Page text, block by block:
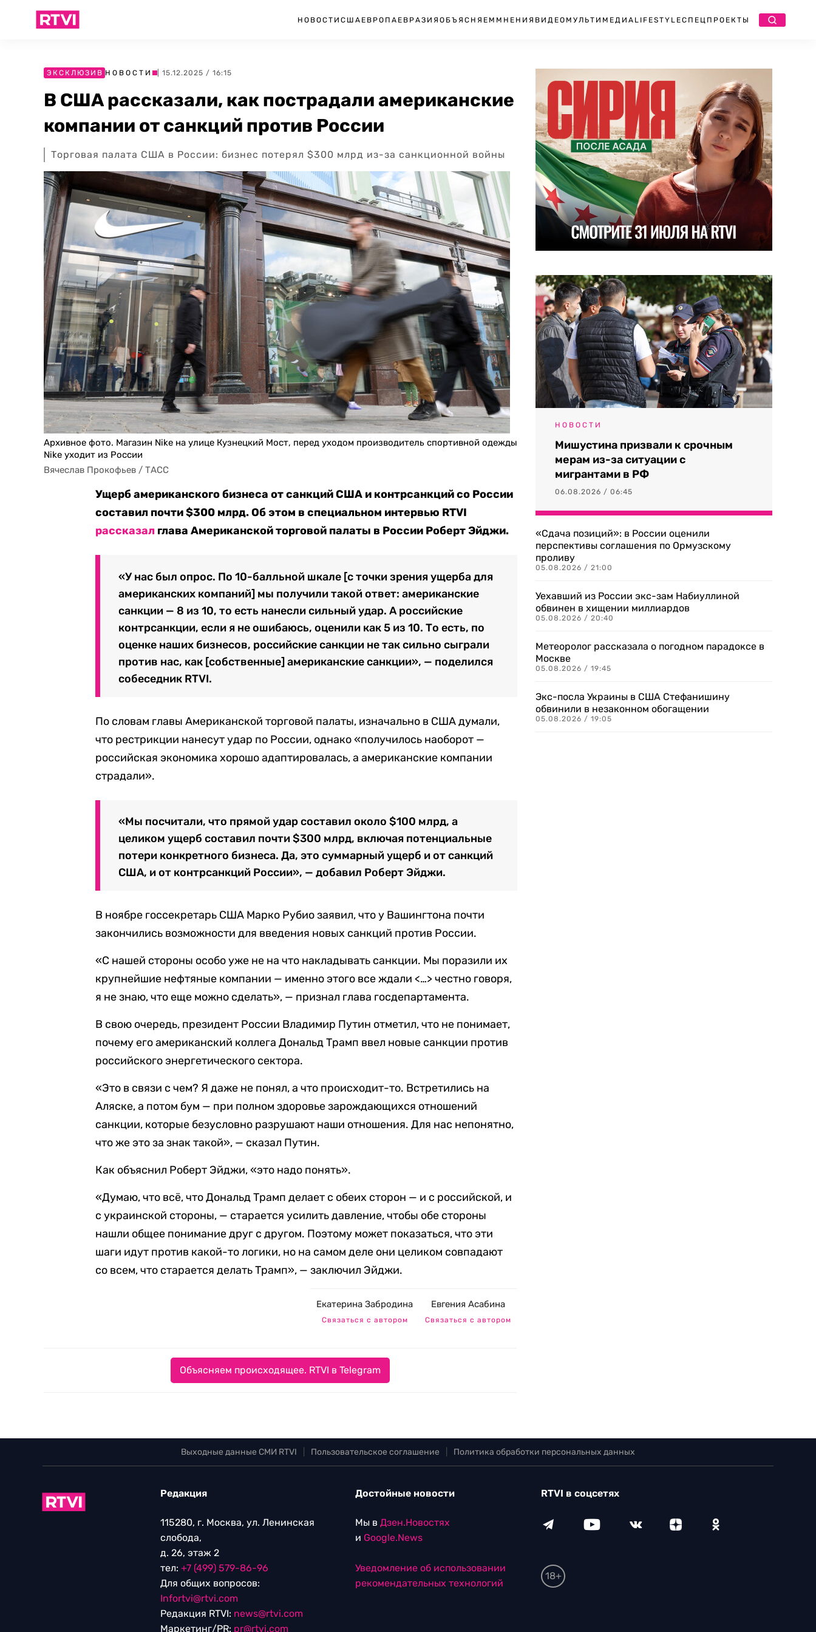
НОВОСТИ США ЕВРОПА ЕВРАЗИЯ ОБЪЯСНЯЕМ МНЕНИЯ ВИДЕО МУЛЬТИМЕДИА LIFESTYLEСПЕЦПРОЕКТЫ
ЭКСКЛЮЗИВ НОВОСТИ | 15.12.2025 / 16:15
В США рассказали, как пострадали американские
компании от санкций против России
Торговая палата США в России: бизнес потерял $300 млрд из-за санкционной войны
Архивное фото. Магазин Nike на улице Кузнецкий Мост, перед уходом производитель спортивной одежды
Nike уходит из России
Вячеслав Прокофьев / ТАСС
Ущерб американского бизнеса от санкций США и контрсанкций со России
составил почти $300 млрд. Об этом в специальном интервью RTVI
рассказал глава Американской торговой палаты в России Роберт Эйджи.
«У нас был опрос. По 10-балльной шкале [с точки зрения ущерба для
американских компаний] мы получили такой ответ: американские
санкции — 8 из 10, то есть нанесли сильный удар. А российские
контрсанкции, если я не ошибаюсь, оценили как 5 из 10. То есть, по
оценке наших бизнесов, российские санкции не так сильно сыграли
против нас, как [собственные] американские санкции», — поделился
собеседник RTVI.
По словам главы Американской торговой палаты, изначально в США думали,
что рестрикции нанесут удар по России, однако «получилось наоборот —
российская экономика хорошо адаптировалась, а американские компании
страдали».
«Мы посчитали, что прямой удар составил около $100 млрд, а
целиком ущерб составил почти $300 млрд, включая потенциальные
потери конкретного бизнеса. Да, это суммарный ущерб и от санкций
США, и от контрсанкций России», — добавил Роберт Эйджи.
В ноябре госсекретарь США Марко Рубио заявил, что у Вашингтона почти
закончились возможности для введения новых санкций против России.
«С нашей стороны особо уже не на что накладывать санкции. Мы поразили их
крупнейшие нефтяные компании — именно этого все ждали <…> честно говоря,
я не знаю, что еще можно сделать», — признал глава госдепартамента.
В свою очередь, президент России Владимир Путин отметил, что не понимает,
почему его американский коллега Дональд Трамп ввел новые санкции против
российского энергетического сектора.
«Это в связи с чем? Я даже не понял, а что происходит-то. Встретились на
Аляске, а потом бум — при полном здоровье зарождающихся отношений
санкции, которые безусловно разрушают наши отношения. Для нас непонятно,
что же это за знак такой», — сказал Путин.
Как объяснил Роберт Эйджи, «это надо понять».
«Думаю, что всё, что Дональд Трамп делает с обеих сторон — и с российской, и
с украинской стороны, — старается усилить давление, чтобы обе стороны
нашли общее понимание друг с другом. Поэтому может показаться, что эти
шаги идут против какой-то логики, но на самом деле они целиком совпадают
со всем, что старается делать Трамп», — заключил Эйджи.
Екатерина Забродина
Связаться с автором
Евгения Асабина
Связаться с автором
Объясняем происходящее. RTVI в Telegram
НОВОСТИ
Мишустина призвали к срочным
мерам из-за ситуации с
мигрантами в РФ
06.08.2026 / 06:45
«Сдача позиций»: в России оценили
перспективы соглашения по Ормузскому
проливу
05.08.2026 / 21:00
Уехавший из России экс-зам Набиуллиной
обвинен в хищении миллиардов
05.08.2026 / 20:40
Метеоролог рассказала о погодном парадоксе в
Москве
05.08.2026 / 19:45
Экс-посла Украины в США Стефанишину
обвинили в незаконном обогащении
05.08.2026 / 19:05
Выходные данные СМИ RTVI Пользовательское соглашение Политика обработки персональных данных
Редакция
115280, г. Москва, ул. Ленинская
слобода,
д. 26, этаж 2
тел: +7 (499) 579-86-96
Для общих вопросов:
Infortvi@rtvi.com
Редакция RTVI: news@rtvi.com
Маркетинг/PR: pr@rtvi.com
Достойные новости
Мы в Дзен.Новостях
и Google.News
Уведомление об использовании
рекомендательных технологий
RTVI в соцсетях
18+